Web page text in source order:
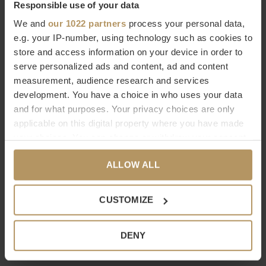
Responsible use of your data
We and our 1022 partners process your personal data,
e.g. your IP-number, using technology such as cookies to
store and access information on your device in order to
serve personalized ads and content, ad and content
measurement, audience research and services
development. You have a choice in who uses your data
and for what purposes. Your privacy choices are only
applicable on this digital property where you have made
any time from the Cookie Declaration or by clicking on
the Privacy trigger icon.
If you allow, we would also like to:
Identify your device by actively scanning it for
ALLOW ALL
CUSTOMIZE
DENY
luxe look geven. Je kunt eindeloos combineren en de bank
zelfs met de seizoenenlaten meebewegen; bijvoorbeeld
wit- en pasteltinten in het voorjaar en warme brons- en
grijstinten in het najaar!
Meer informatie over Claudi kussens?
Wil je meer informatie over dit product? Neem dan contact op
het duurt slechts 2 minuten. Ben je niet helemaal tevreden
met je aankoop? Bij WDS krijg je 30 dagen bedenktijd.
Merk
Claudi
40x60cm | 50x50cm
Vulling
Inclusief binnenkussen van